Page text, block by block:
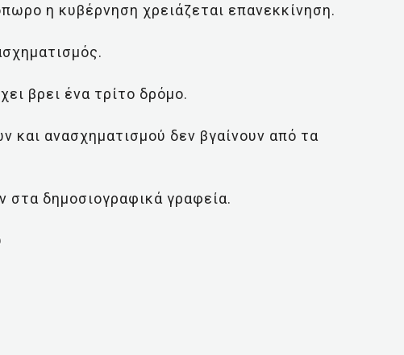
η κυβέρνηση χρειάζεται επανεκκίνηση.
βρει ένα τρίτο δρόμο.
και ανασχηματισμού δεν βγαίνουν από τα
δημοσιογραφικά γραφεία.